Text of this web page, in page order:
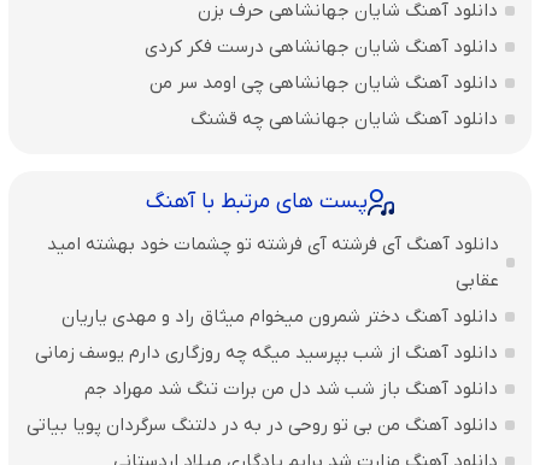
دانلود آهنگ شایان جهانشاهی حرف بزن
دانلود آهنگ شایان جهانشاهی درست فکر کردی
دانلود آهنگ شایان جهانشاهی چی اومد سر من
دانلود آهنگ شایان جهانشاهی چه قشنگ
پست های مرتبط با آهنگ
دانلود آهنگ آی فرشته آی فرشته تو چشمات خود بهشته امید
عقابی
دانلود آهنگ دختر شمرون میخوام میثاق راد و مهدی یاریان
دانلود آهنگ از شب بپرسید میگه چه روزگاری دارم یوسف زمانی
دانلود آهنگ باز شب شد دل من برات تنگ شد مهراد جم
دانلود آهنگ من بی تو روحی در به در دلتنگ سرگردان پویا بیاتی